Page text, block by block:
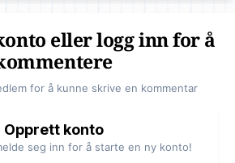
eller logg inn for å
for å kunne skrive en kommentar
Opprett konto
seg inn for å starte en ny konto!